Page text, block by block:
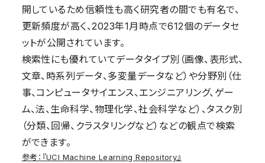
開しているため信頼性も高く研究者の間でも有名で、
更新頻度が高く、2023年1月時点で612個のデータセ
ットが公開されています。
検索性にも優れていてデータタイプ別（画像、表形式、
文章、時系列データ、多変量データなど）や分野別（仕
事、コンピュータサイエンス、エンジニアリング、ゲー
ム、法、生命科学、物理化学、社会科学など）、タスク別
（分類、回帰、クラスタリングなど）などの観点で検索
ができます。
参考：『UCI Machine Learning Repository』